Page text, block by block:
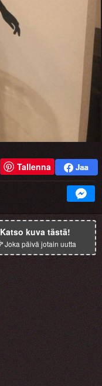
Tallenna
Katso kuva tästä!
Joka päivä jotain uutta